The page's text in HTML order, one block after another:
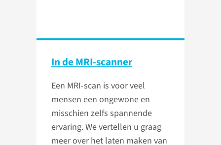
In de MRI-scanner
Een MRI-scan is voor veel
mensen een ongewone en
misschien zelfs spannende
ervaring. We vertellen u graag
meer over het laten maken van